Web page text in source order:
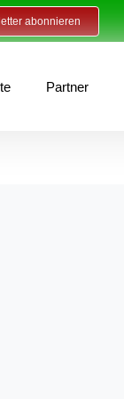
abonnieren
Partner